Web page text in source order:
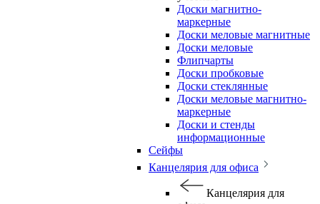
Доски магнитно-
маркерные
Доски меловые магнитные
Доски меловые
Флипчарты
Доски пробковые
Доски стеклянные
Доски меловые магнитно-
маркерные
Доски и стенды
информационные
Сейфы
Канцелярия для офиса
Канцелярия для